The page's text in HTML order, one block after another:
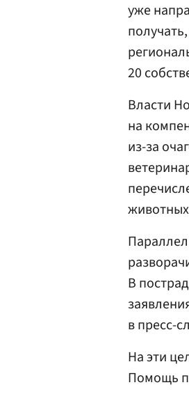
уже
получать,
20
Власти
на
из-за
В
в пресс-
На эти
Помощь